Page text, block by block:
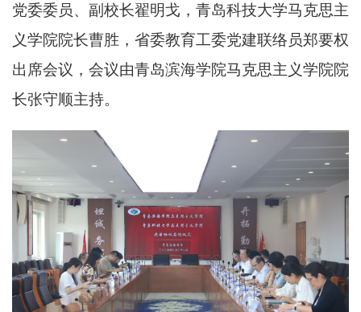
党委委员、副校长翟明戈，青岛科技大学马克思主
义学院院长曹胜， 省委教育工委党建联络员郑要权
出席会议，会议由青岛滨海学院马克思主义学院院
长张守顺主持。